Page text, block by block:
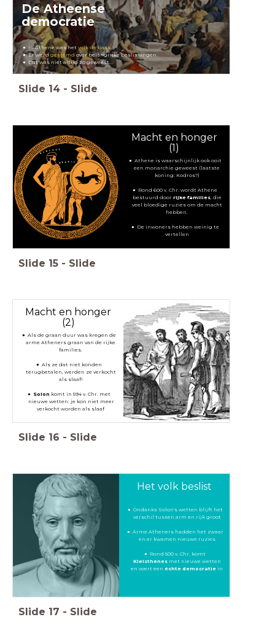
De Atheense
democratie
In Athene was hetvolk de baas .
Er werdgestemd over belangrijke beslissingen.
Dat was niet altijd zo geweest...
Slide 14 - Slide
Macht en honger
(1)
Athene is waarschijnlijk ook ooit
een monarchie geweest (laatste
koning: Kodros?)
Rond 600 v. Chr. wordt Athene
bestuurd door rijke families, die
veel bloedige ruzies om de macht
hebben.
De inwoners hebben weinig te
vertellen
Slide 15 - Slide
Macht en honger
(2)
Als de graan duur was kregen de
arme Atheners graan van de rijke
families.
Als ze dat niet konden
terugbetalen, werden ze verkocht
als slaaf!
Solon komt in 594 v. Chr. met
nieuwe wetten: je kon niet meer
verkocht worden als slaaf
Slide 16 - Slide
Het volk beslist
Ondanks Solon's wetten blijft het
verschil tussen arm en rijk groot
Arme Atheners hadden het zwaar
en er kwamen nieuwe ruzies
Rond 500 v. Chr. komt
Kleisthenesmet nieuwe wetten
en voert eenéchte democratie in
Slide 17 - Slide